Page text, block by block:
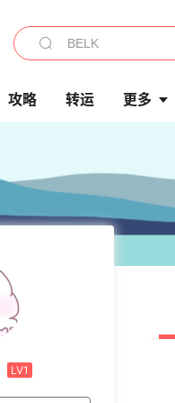
攻略 转运 更多
LV1